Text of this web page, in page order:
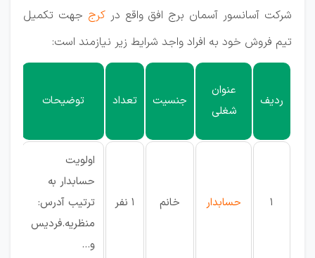
شرکت آسانسور آسمان برج افق واقع درکرج جهت تکمیل
تیم فروش خود به افراد واجد شرایط زیر نیازمند است:
ردیف
عنوان
شغلی
جنسیت تعداد توضیحات
1 حسابدار خانم 1 نفر
اولویت
حسابدار به
ترتیب آدرس:
منظریه.فردیس
و...